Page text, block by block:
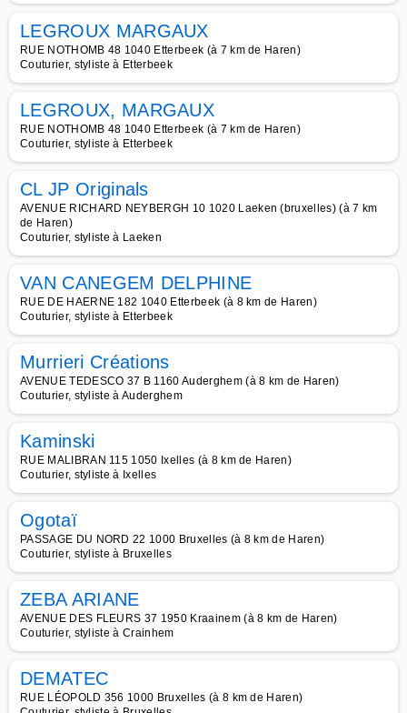
LEGROUX MARGAUX
RUE NOTHOMB 48 1040 Etterbeek (à 7 km de Haren)
Couturier, styliste à Etterbeek
LEGROUX, MARGAUX
RUE NOTHOMB 48 1040 Etterbeek (à 7 km de Haren)
Couturier, styliste à Etterbeek
CL JP Originals
AVENUE RICHARD NEYBERGH 10 1020 Laeken (bruxelles) (à 7 km
de Haren)
Couturier, styliste à Laeken
VAN CANEGEM DELPHINE
RUE DE HAERNE 182 1040 Etterbeek (à 8 km de Haren)
Couturier, styliste à Etterbeek
Murrieri Créations
AVENUE TEDESCO 37 B 1160 Auderghem (à 8 km de Haren)
Couturier, styliste à Auderghem
Kaminski
RUE MALIBRAN 115 1050 Ixelles (à 8 km de Haren)
Couturier, styliste à Ixelles
Ogotaï
PASSAGE DU NORD 22 1000 Bruxelles (à 8 km de Haren)
Couturier, styliste à Bruxelles
ZEBA ARIANE
AVENUE DES FLEURS 37 1950 Kraainem (à 8 km de Haren)
Couturier, styliste à Crainhem
DEMATEC
RUE LÉOPOLD 356 1000 Bruxelles (à 8 km de Haren)